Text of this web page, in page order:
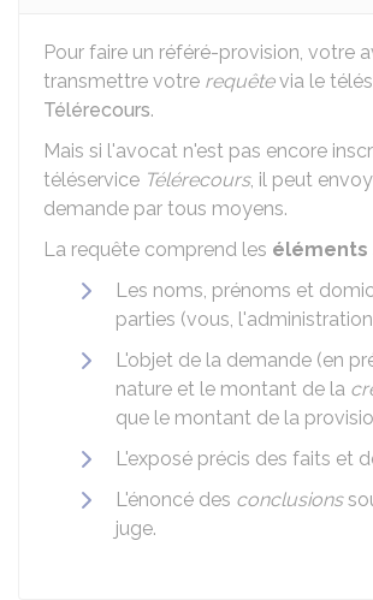
Pour faire un référé-provision, votre
transmettre votre requêtevia le
Télérecours.
Mais si l'avocat n'est pas encore
téléservice Télérecours, il peut
demande par tous moyens.
La requête comprend les éléments
Les noms, prénoms et
parties (vous,
L'objet de la demande (en
nature et le montant de la
que le montant de la
L'exposé précis des faits et
L'énoncé des conclusions
juge.